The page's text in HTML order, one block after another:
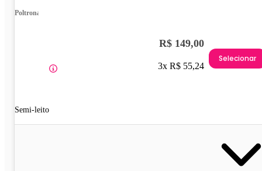
Poltrona
Semi-leito
R$ 149,00
3x R$ 55,24
Selecionar